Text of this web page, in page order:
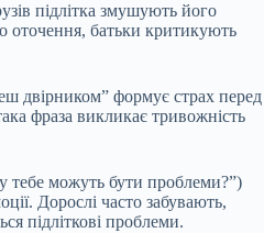
підлітка змушують його
оточення, батьки критикують
двірником” формує страх перед
фраза викликає тривожність
тебе можуть бути проблеми?”)
Дорослі часто забувають,
підліткові проблеми.